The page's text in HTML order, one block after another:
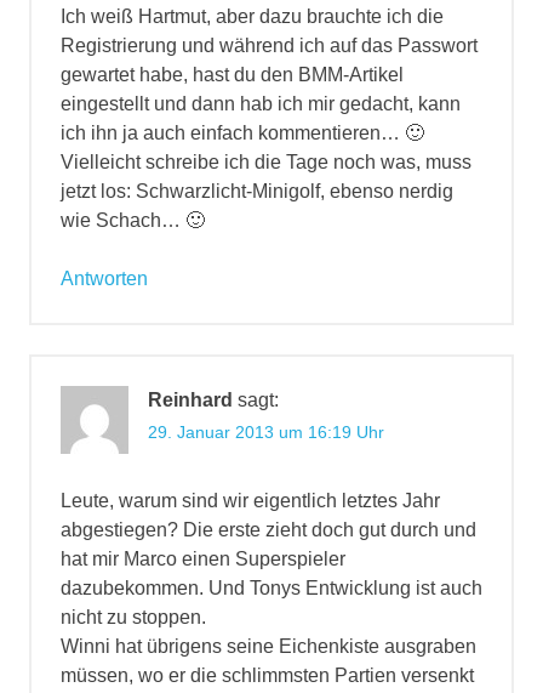
Ich weiß Hartmut, aber dazu brauchte ich die
Registrierung und während ich auf das Passwort
gewartet habe, hast du den BMM-Artikel
eingestellt und dann hab ich mir gedacht, kann
ich ihn ja auch einfach kommentieren… 🙂
Vielleicht schreibe ich die Tage noch was, muss
jetzt los: Schwarzlicht-Minigolf, ebenso nerdig
wie Schach… 🙂
Antworten
Reinhard sagt:
29. Januar 2013 um 16:19 Uhr
Leute, warum sind wir eigentlich letztes Jahr
abgestiegen? Die erste zieht doch gut durch und
hat mir Marco einen Superspieler
dazubekommen. Und Tonys Entwicklung ist auch
nicht zu stoppen.
Winni hat übrigens seine Eichenkiste ausgraben
müssen, wo er die schlimmsten Partien versenkt